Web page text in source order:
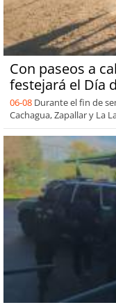
Con paseos a
festejará el Día
06-08 Durante el fin de
Cachagua, Zapallar y La